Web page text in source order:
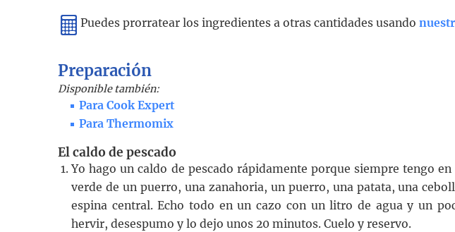
Puedes prorratear los ingredientes a otras cantidades usando
Preparación
Disponible también:
Para Cook Expert
Para Thermomix
El caldo de pescado
Yo hago un caldo de pescado rápidamente porque siempre tengo
verde de un puerro, una zanahoria, un puerro, una patata, una
espina central. Echo todo en un cazo con un litro de agua y un
hervir, desespumo y lo dejo unos 20 minutos. Cuelo y reservo.